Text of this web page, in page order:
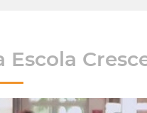
Escola